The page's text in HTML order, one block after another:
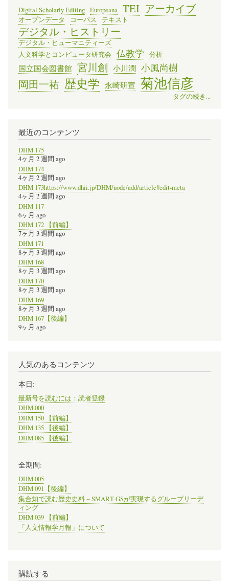
Digital Scholarly Editing Europeana TEI アーカイブ
オープンデータ コーパス テキスト
デジタル・ヒストリー
デジタル・ヒューマニティーズ
人文科学とコンピュータ研究会
仏教学 分析
国立国会図書館 宮川創 小川潤 小風尚樹
岡田一祐 歴史学 永崎研宣 菊池信彦
タグの続き...
最近のコンテンツ
DHM 175
4ヶ月 2 週間 ago
DHM 174
4ヶ月 2 週間 ago
DHM 173https://www.dhii.jp/DHM/node/add/article#edit-meta
4ヶ月 2 週間 ago
DHM 117
6ヶ月 ago
DHM 172 【前編】
7ヶ月 3 週間 ago
DHM 171
8ヶ月 3 週間 ago
DHM 168
8ヶ月 3 週間 ago
DHM 170
8ヶ月 3 週間 ago
DHM 169
8ヶ月 3 週間 ago
DHM 167【後編】
9ヶ月 ago
人気のあるコンテンツ
本日:
最新号を読むには：読者登録
DHM 000
DHM 150 【前編】
DHM 135 【後編】
DHM 085 【後編】
全期間:
DHM 005
DHM 091【後編】
集合知で読む歴史史料－SMART-GSが実現するグループリーデ
ィング
DHM 039 【前編】
「人文情報学月報」について
購読する